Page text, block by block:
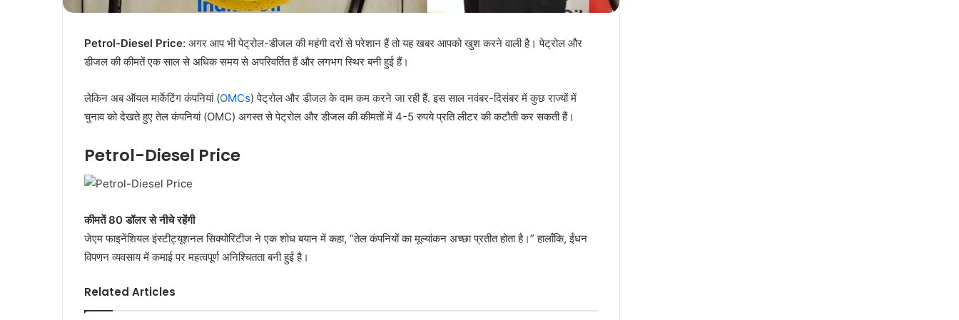
Petrol-Diesel Price: अगर आप भी पेट्रोल-डीजल की महंगी दरों से परेशान हैं तो यह खबर आपको खुश करने वाली है। पेट्रोल और
डीजल की कीमतें एक साल से अधिक समय से अपरिवर्तित हैं और लगभग स्थिर बनी हुई हैं।
लेकिन अब ऑयल मार्केटिंग कंपनियां (OMCs) पेट्रोल और डीजल के दाम कम करने जा रही हैं. इस साल नवंबर-दिसंबर में कुछ राज्यों में
चुनाव को देखते हुए तेल कंपनियां (OMC) अगस्त से पेट्रोल और डीजल की कीमतों में 4-5 रुपये प्रति लीटर की कटौती कर सकती हैं।
Petrol-Diesel Price
कीमतें 80 डॉलर से नीचे रहेंगी
जेएम फाइनेंशियल इंस्टीट्यूशनल सिक्योरिटीज ने एक शोध बयान में कहा, “तेल कंपनियों का मूल्यांकन अच्छा प्रतीत होता है।” हालाँकि, ईंधन
विपणन व्यवसाय में कमाई पर महत्वपूर्ण अनिश्चितता बनी हुई है।
Related Articles